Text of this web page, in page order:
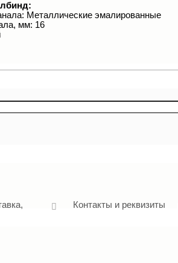
Металлические эмалированные
мм: 16
Контакты и реквизиты